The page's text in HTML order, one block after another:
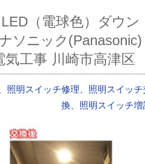
（電球色）ダウン
ソニック(Panasonic)
気工事 川崎市高津区
照明スイッチ修理、照明スイッチ
換、照明スイッチ増